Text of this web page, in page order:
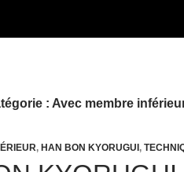
: Avec membre
, HAN BON KYORUGUI ,